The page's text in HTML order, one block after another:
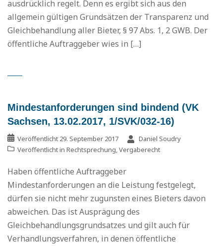
ausdrücklich regelt. Denn es ergibt sich aus den
allgemein gültigen Grundsätzen der Transparenz und
Gleichbehandlung aller Bieter, § 97 Abs. 1, 2 GWB. Der
öffentliche Auftraggeber wies in […]
Mindestanforderungen sind bindend (VK
Sachsen, 13.02.2017, 1/SVK/032-16)
Veröffentlicht 29. September 2017
Daniel Soudry
Veröffentlicht in Rechtsprechung,Vergaberecht
Haben öffentliche Auftraggeber
Mindestanforderungen an die Leistung festgelegt,
dürfen sie nicht mehr zugunsten eines Bieters davon
abweichen. Das ist Ausprägung des
Gleichbehandlungsgrundsatzes und gilt auch für
Verhandlungsverfahren, in denen öffentliche